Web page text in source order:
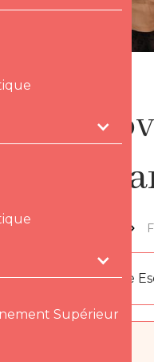
Supérieur
Le
Par Florence